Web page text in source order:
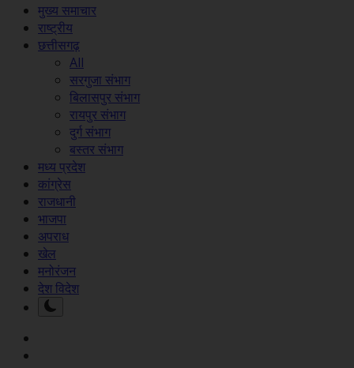
मुख्य समाचार
राष्ट्रीय
छत्तीसगढ़
All
सरगुजा संभाग
बिलासपुर संभाग
रायपुर संभाग
दुर्ग संभाग
बस्तर संभाग
मध्य प्रदेश
कांग्रेस
राजधानी
भाजपा
अपराध
खेल
मनोरंजन
देश विदेश